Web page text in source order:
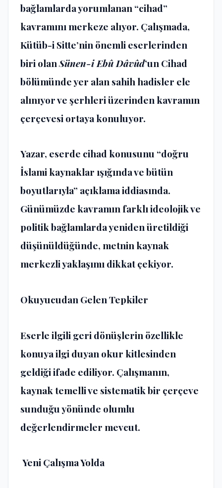
bağlamlarda yorumlanan “cihad”
kavramını merkeze alıyor. Çalışmada,
Kütüb-i Sitte’nin önemli eserlerinden
biri olanSünen-i Ebû Dâvûd’un Cihad
bölümünde yer alan sahih hadisler ele
alınıyor ve şerhleri üzerinden kavramın
çerçevesi ortaya konuluyor.
Yazar, eserde cihad konusunu “doğru
İslami kaynaklar ışığında ve bütün
boyutlarıyla” açıklama iddiasında.
Günümüzde kavramın farklı ideolojik ve
politik bağlamlarda yeniden üretildiği
düşünüldüğünde, metnin kaynak
merkezli yaklaşımı dikkat çekiyor.
Okuyucudan Gelen Tepkiler
Eserle ilgili geri dönüşlerin özellikle
konuya ilgi duyan okur kitlesinden
geldiği ifade ediliyor. Çalışmanın,
kaynak temelli ve sistematik bir çerçeve
sunduğu yönünde olumlu
değerlendirmeler mevcut.
Yeni Çalışma Yolda